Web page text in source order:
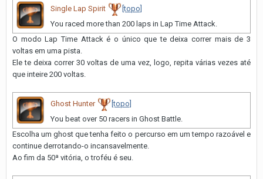
Single Lap Spirit
[topo]
You raced more than 200 laps in Lap Time Attack.
O modo Lap Time Attack é o único que te deixa correr mais de 3
voltas em uma pista.
Ele te deixa correr 30 voltas de uma vez, logo, repita várias vezes até
que inteire 200 voltas.
Ghost Hunter
[topo]
You beat over 50 racers in Ghost Battle.
Escolha um ghost que tenha feito o percurso em um tempo razoável e
continue derrotando-o incansavelmente.
Ao fim da 50ª vitória, o troféu é seu.